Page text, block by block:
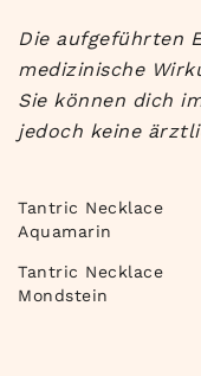
Die aufgeführten
medizinische
Sie können dich
jedoch keine
Tantric Necklace
Aquamarin
Tantric Necklace
Mondstein